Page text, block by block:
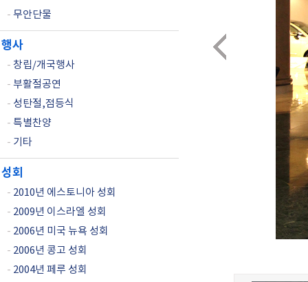
- 무안단물
행사
- 창립/개국행사
- 부활절공연
- 성탄절,점등식
- 특별찬양
- 기타
성회
- 2010년 에스토니아 성회
- 2009년 이스라엘 성회
- 2006년 미국 뉴욕 성회
- 2006년 콩고 성회
- 2004년 페루 성회